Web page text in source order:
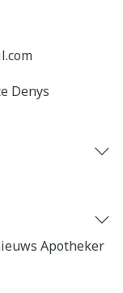
Denys
Apotheker